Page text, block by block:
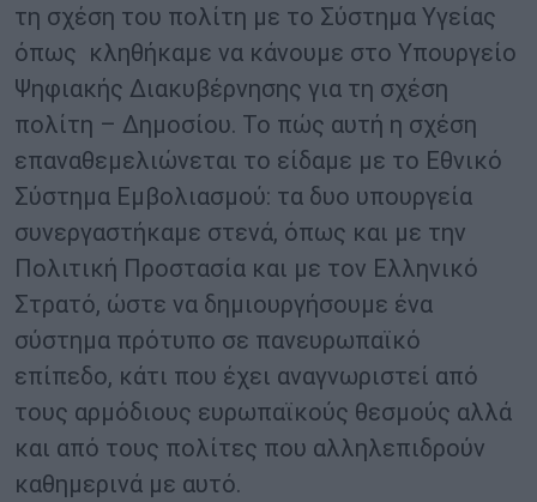
τη σχέση του πολίτη με το Σύστημα Υγείας
όπως κληθήκαμε να κάνουμε στο Υπουργείο
Ψηφιακής Διακυβέρνησης για τη σχέση
πολίτη – Δημοσίου. Το πώς αυτή η σχέση
επαναθεμελιώνεται το είδαμε με το Εθνικό
Σύστημα Εμβολιασμού: τα δυο υπουργεία
συνεργαστήκαμε στενά, όπως και με την
Πολιτική Προστασία και με τον Ελληνικό
Στρατό, ώστε να δημιουργήσουμε ένα
σύστημα πρότυπο σε πανευρωπαϊκό
επίπεδο, κάτι που έχει αναγνωριστεί από
τους αρμόδιους ευρωπαϊκούς θεσμούς αλλά
και από τους πολίτες που αλληλεπιδρούν
καθημερινά με αυτό.